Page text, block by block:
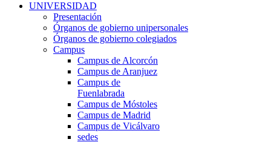
UNIVERSIDAD
Presentación
Órganos de gobierno unipersonales
Órganos de gobierno colegiados
Campus
Campus de Alcorcón
Campus de Aranjuez
Campus de
Fuenlabrada
Campus de Móstoles
Campus de Madrid
Campus de Vicálvaro
sedes